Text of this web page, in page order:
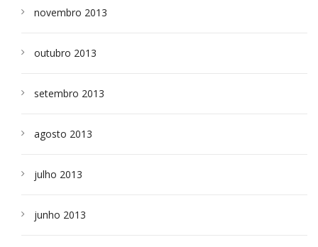
novembro 2013
outubro 2013
setembro 2013
agosto 2013
julho 2013
junho 2013